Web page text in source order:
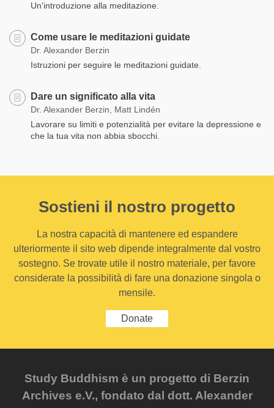
Un'introduzione alla meditazione.
Come usare le meditazioni guidate
Dr. Alexander Berzin
Istruzioni per seguire le meditazioni guidate.
Dare un significato alla vita
Dr. Alexander Berzin, Matt Lindén
Lavorare su limiti e potenzialità per evitare la depressione e
che la tua vita non abbia sbocchi.
Sostieni il nostro progetto
La nostra capacità di mantenere ed espandere
ulteriormente il sito web dipende integralmente dal vostro
sostegno. Se trovate utile il nostro materiale, per favore
considerate la possibilità di fare una donazione singola o
mensile.
Donate
Study Buddhism è un progetto di Berzin
Archives e.V., fondato dal dott. Alexander